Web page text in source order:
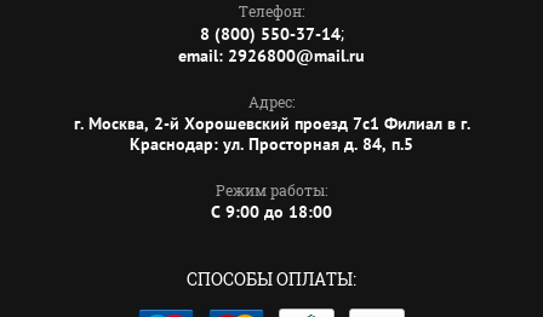
Телефон:
8 (800) 550-37-14;
email: 2926800@mail.ru
Адрес:
г. Москва, 2-й Хорошевский проезд 7с1 Филиал в г.
Краснодар: ул. Просторная д. 84, п.5
Режим работы:
C 9:00 до 18:00
СПОСОБЫ ОПЛАТЫ: